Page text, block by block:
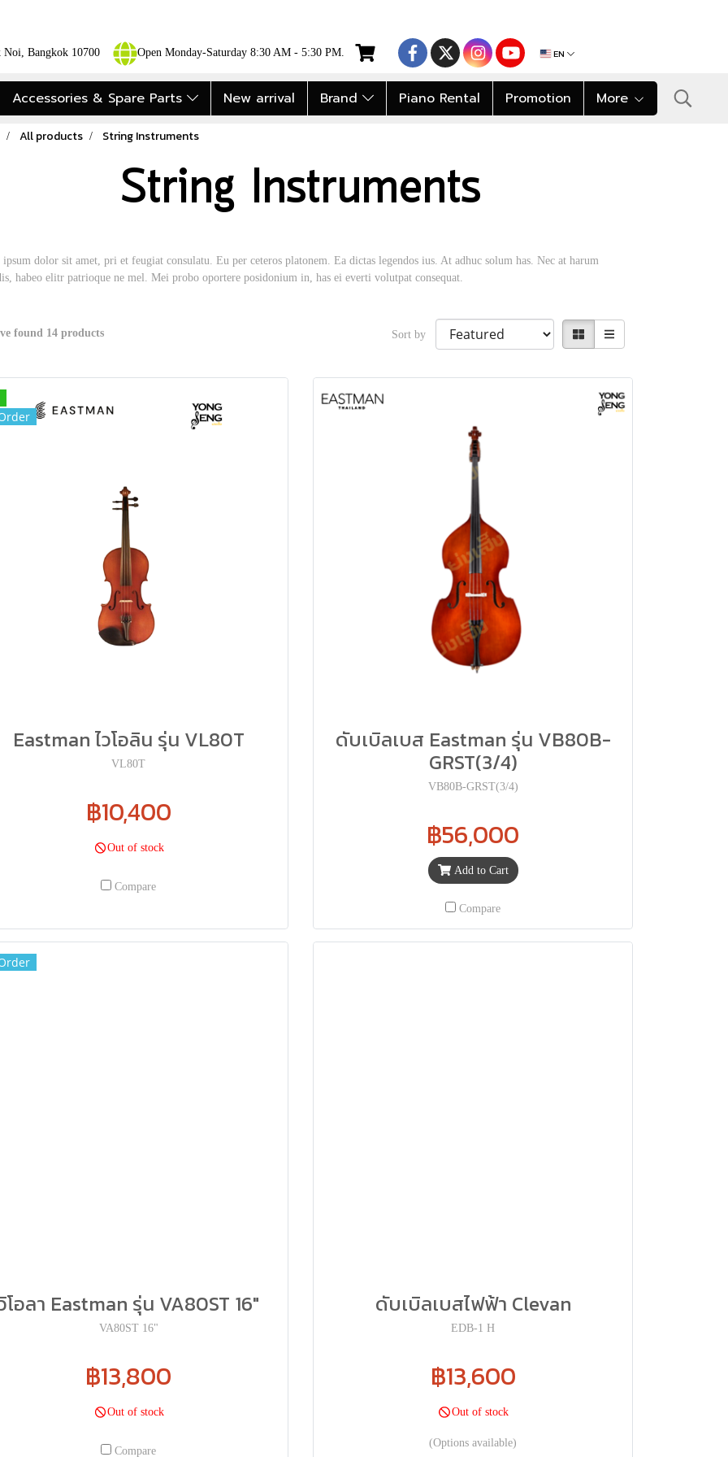
Noi, Bangkok 10700 Open Monday-Saturday 8:30 AM - 5:30 PM. EN
Accessories & Spare Parts New arrival Brand Piano Rental Promotion More
All products String Instruments
String Instruments
dolor sit amet, pri et feugiat consulatu. Eu per ceteros platonem. Ea dictas legendos ius. At adhuc solum has. Nec at harum
habeo elitr patrioque ne mel. Mei probo oportere posidonium in, has ei everti volutpat consequat.
found 14 products Sort by
Eastman ไวโอลิน รุ่น VL80T
VL80T
฿10,400
Out of stock
Compare
ดับเบิลเบส Eastman รุ่น VB80B-
GRST(3/4)
VB80B-GRST(3/4)
฿56,000
Add to Cart
Compare
โอลา Eastman รุ่น VA80ST 16"
VA80ST 16"
฿13,800
Out of stock
Compare
ดับเบิลเบสไฟฟ้า Clevan
EDB-1 H
฿13,600
Out of stock
(Options available)